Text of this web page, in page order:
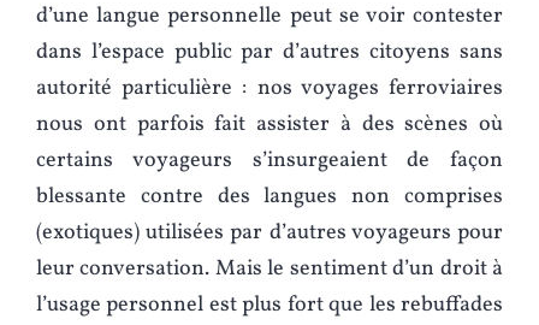
d’une langue personnelle peut se voir contester
dans l’espace public par d’autres citoyens sans
autorité particulière : nos voyages ferroviaires
nous ont parfois fait assister à des scènes où
certains voyageurs s’insurgeaient de façon
blessante contre des langues non comprises
(exotiques) utilisées par d’autres voyageurs pour
leur conversation. Mais le sentiment d’un droit à
l’usage personnel est plus fort que les rebuffades